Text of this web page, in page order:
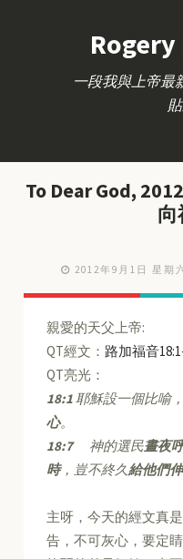
一段我與上帝最
To Dear God,
向
2012年9月1日 星期
親愛的天父上帝:
QT經文： 路加福音
QT亮光：
18:1耶穌設一個比喻
心。
18:7神的選民晝夜
時，豈不終久給他們
主呀，今天的經文真
告，不可灰心，要定